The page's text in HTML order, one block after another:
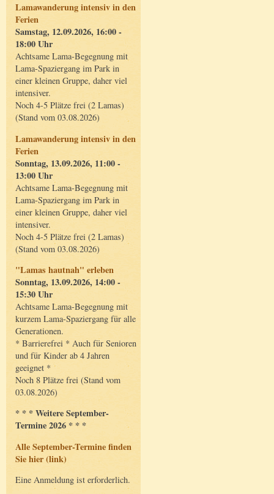
Lamawanderung intensiv in den
Ferien
Samstag, 12.09.2026, 16:00 -
18:00 Uhr
Achtsame Lama-Begegnung mit
Lama-Spaziergang im Park in
einer kleinen Gruppe, daher viel
intensiver.
Noch 4-5 Plätze frei (2 Lamas)
(Stand vom 03.08.2026)
Lamawanderung intensiv in den
Ferien
Sonntag, 13.09.2026, 11:00 -
13:00 Uhr
Achtsame Lama-Begegnung mit
Lama-Spaziergang im Park in
einer kleinen Gruppe, daher viel
intensiver.
Noch 4-5 Plätze frei (2 Lamas)
(Stand vom 03.08.2026)
"Lamas hautnah" erleben
Sonntag, 13.09.2026, 14:00 -
15:30 Uhr
Achtsame Lama-Begegnung mit
kurzem Lama-Spaziergang für alle
Generationen.
* Barrierefrei * Auch für Senioren
und für Kinder ab 4 Jahren
geeignet *
Noch 8 Plätze frei (Stand vom
03.08.2026)
* * * Weitere September-
Termine 2026 * * *
Alle September-Termine finden
Sie hier (link)
Eine Anmeldung ist erforderlich.